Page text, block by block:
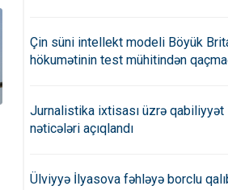
Qənirə Paşayeva Ankarada
Çin süni intellekt modeli Böyük
hökumətinin test mühitindən
Jurnalistika ixtisası üzrə qabiliyyət
nəticələri açıqlandı
Ülviyyə İlyasova fəhləyə borclu